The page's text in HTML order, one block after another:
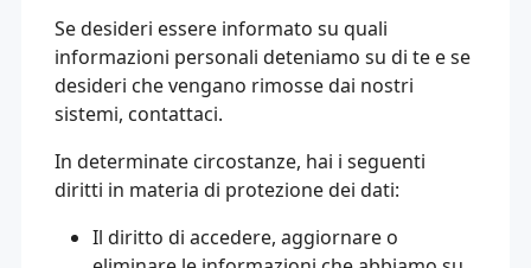
Se desideri essere informato su quali
informazioni personali deteniamo su di te e se
desideri che vengano rimosse dai nostri
sistemi, contattaci.
In determinate circostanze, hai i seguenti
diritti in materia di protezione dei dati:
Il diritto di accedere, aggiornare o